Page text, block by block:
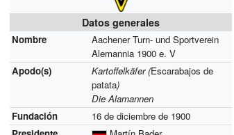
Datos generales
Nombre
Aachener Turn- und Sportverein
Alemannia 1900 e. V
Apodo(s)
Kartoffelkäfer (Escarabajos de
patata)
Die Alamannen
Fundación
16 de diciembre de 1900